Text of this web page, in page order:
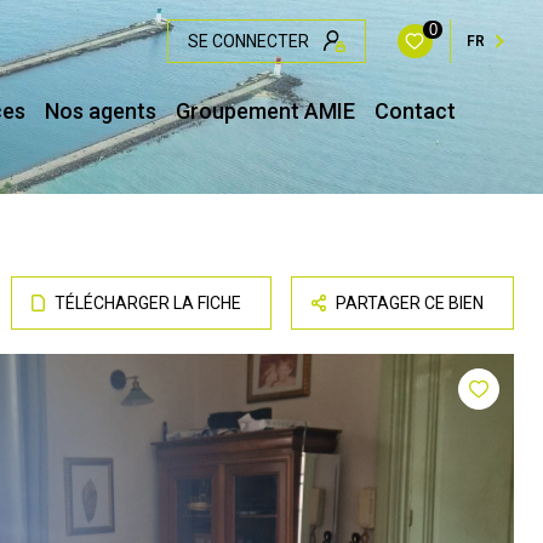
SE CONNECTER
0
FR
Nos agents Groupement AMIE Contact
TÉLÉCHARGER LA FICHE PARTAGER CE BIEN